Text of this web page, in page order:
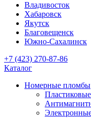
Владивосток
Хабаровск
Якутск
Благовещенск
Южно-Сахалинск
+7 (423) 270-87-86
Каталог
Номерные пломбы